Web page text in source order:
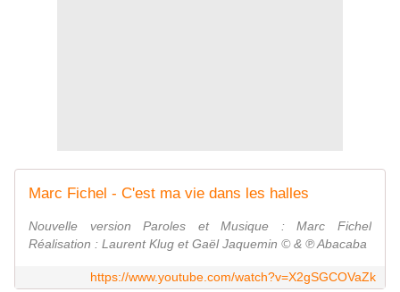
Marc Fichel - C'est ma vie dans les halles
Nouvelle version Paroles et Musique : Marc Fichel
Réalisation : Laurent Klug et Gaël Jaquemin © & ℗ Abacaba
https://www.youtube.com/watch?v=X2gSGCOVaZk